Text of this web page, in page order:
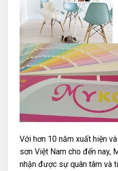
Với hơn 10 năm xuất hiện
sơn Việt Nam cho đến nay,
nhận được sự quân tâm và